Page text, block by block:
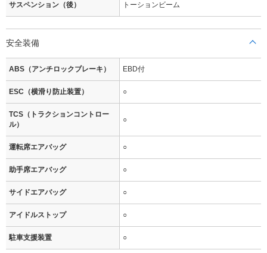
サスペンション（後） トーションビーム
安全装備
ABS（アンチロックブレーキ） EBD付
ESC（横滑り防止装置） ○
TCS（トラクションコントロー
ル）
○
運転席エアバッグ ○
助手席エアバッグ ○
サイドエアバッグ ○
アイドルストップ ○
駐車支援装置 ○